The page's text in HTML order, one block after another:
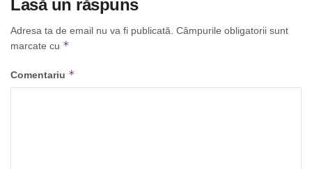
Lasă un răspuns
Adresa ta de email nu va fi publicată. Câmpurile obligatorii sunt
marcate cu *
Comentariu *